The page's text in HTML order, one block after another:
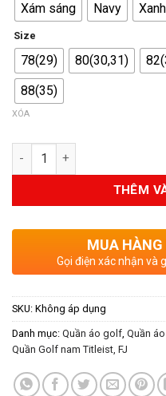
Xám sáng Navy
Size
78(29) 80(30,31)
88(35)
XÓA
Số lượng
THÊM
MUA
Gọi điện xác nhận và
SKU: Không áp dụng
Danh mục: Quần áo golf Quần
Quần Golf nam Titleist, FJ